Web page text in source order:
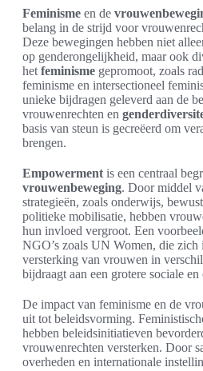
Feminisme en de
belang in de strijd voor
Deze bewegingen hebben niet
op genderongelijkheid, maar ook
het feminisme gepromoot, zoals
feminisme en intersectioneel
unieke bijdragen geleverd aan de
vrouwenrechten en
basis van steun is gecreëerd om
brengen.
Empowerment is een centraal
vrouwenbeweging. Door middel
strategieën, zoals onderwijs,
politieke mobilisatie, hebben
hun invloed vergroot. Een
NGO’s zoals UN Women, die zich
versterking van vrouwen in
bijdraagt aan een grotere sociale
De impact van feminisme en de
uit tot beleidsvorming.
hebben beleidsinitiatieven
vrouwenrechten versterken. Door
overheden en internationale